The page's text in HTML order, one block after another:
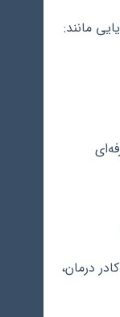
مانند:
درمان،